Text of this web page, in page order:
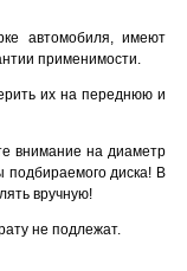
автомобиля, имеют
применимости.
их на переднюю и
внимание на диаметр
подбираемого диска! В
вручную!
не подлежат.